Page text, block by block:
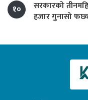
१०
सरकारको
हजार गुनासो